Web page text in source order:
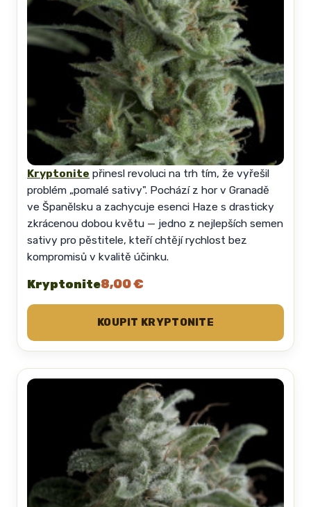
Kryptonite přinesl revoluci na trh tím, že vyřešil
problém „pomalé sativy". Pochází z hor v Granadě
ve Španělsku a zachycuje esenci Haze s drasticky
zkrácenou dobou květu — jedno z nejlepších semen
sativy pro pěstitele, kteří chtějí rychlost bez
kompromisů v kvalitě účinku.
Kryptonite8,00 €
KOUPIT KRYPTONITE